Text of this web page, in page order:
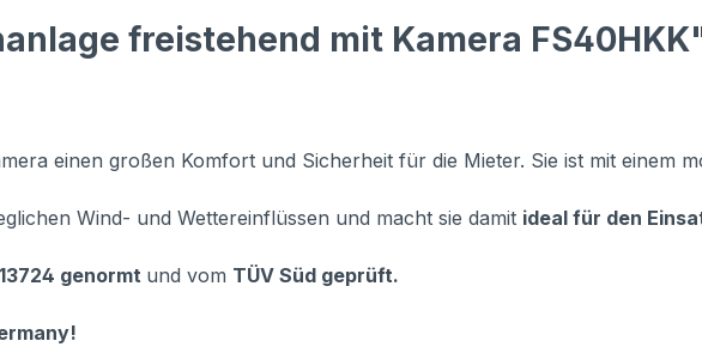
freistehend mit Kamera
einen großen Komfort und Sicherheit für die Mieter. Sie ist mit einem
Wind- und Wettereinflüssen und macht sie damit ideal für den
genormt und vom TÜV Süd geprüft.